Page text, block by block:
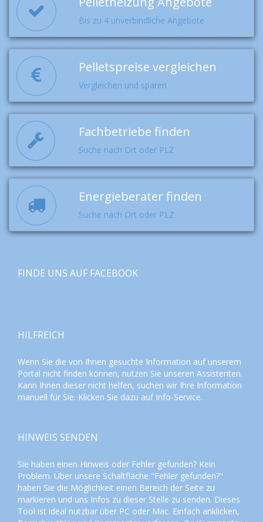
Bis zu 4 unverbindliche Angebote
Pelletspreise vergleichen
Vergleichen und sparen
Fachbetriebe finden
Suche nach Ort oder PLZ
Energieberater finden
Suche nach Ort oder PLZ
FINDE UNS AUF FACEBOOK
HILFREICH
Wenn Sie die von Ihnen gesuchte Information auf unserem
Portal nicht finden können, nutzen Sie unseren Assistenten.
Kann Ihnen dieser nicht helfen, suchen wir Ihre Information
manuell für Sie. Klicken Sie dazu auf Info-Service.
HINWEIS SENDEN
Sie haben einen Hinweis oder Fehler gefunden? Kein
Problem. Über unsere Schaltfläche "Fehler gefunden?"
haben Sie die Möglichkeit einen Bereich der Seite zu
markieren und uns Infos zu dieser Stelle zu senden. Dieses
Tool ist ideal nutzbar über PC oder Mac. Einfach anklicken,